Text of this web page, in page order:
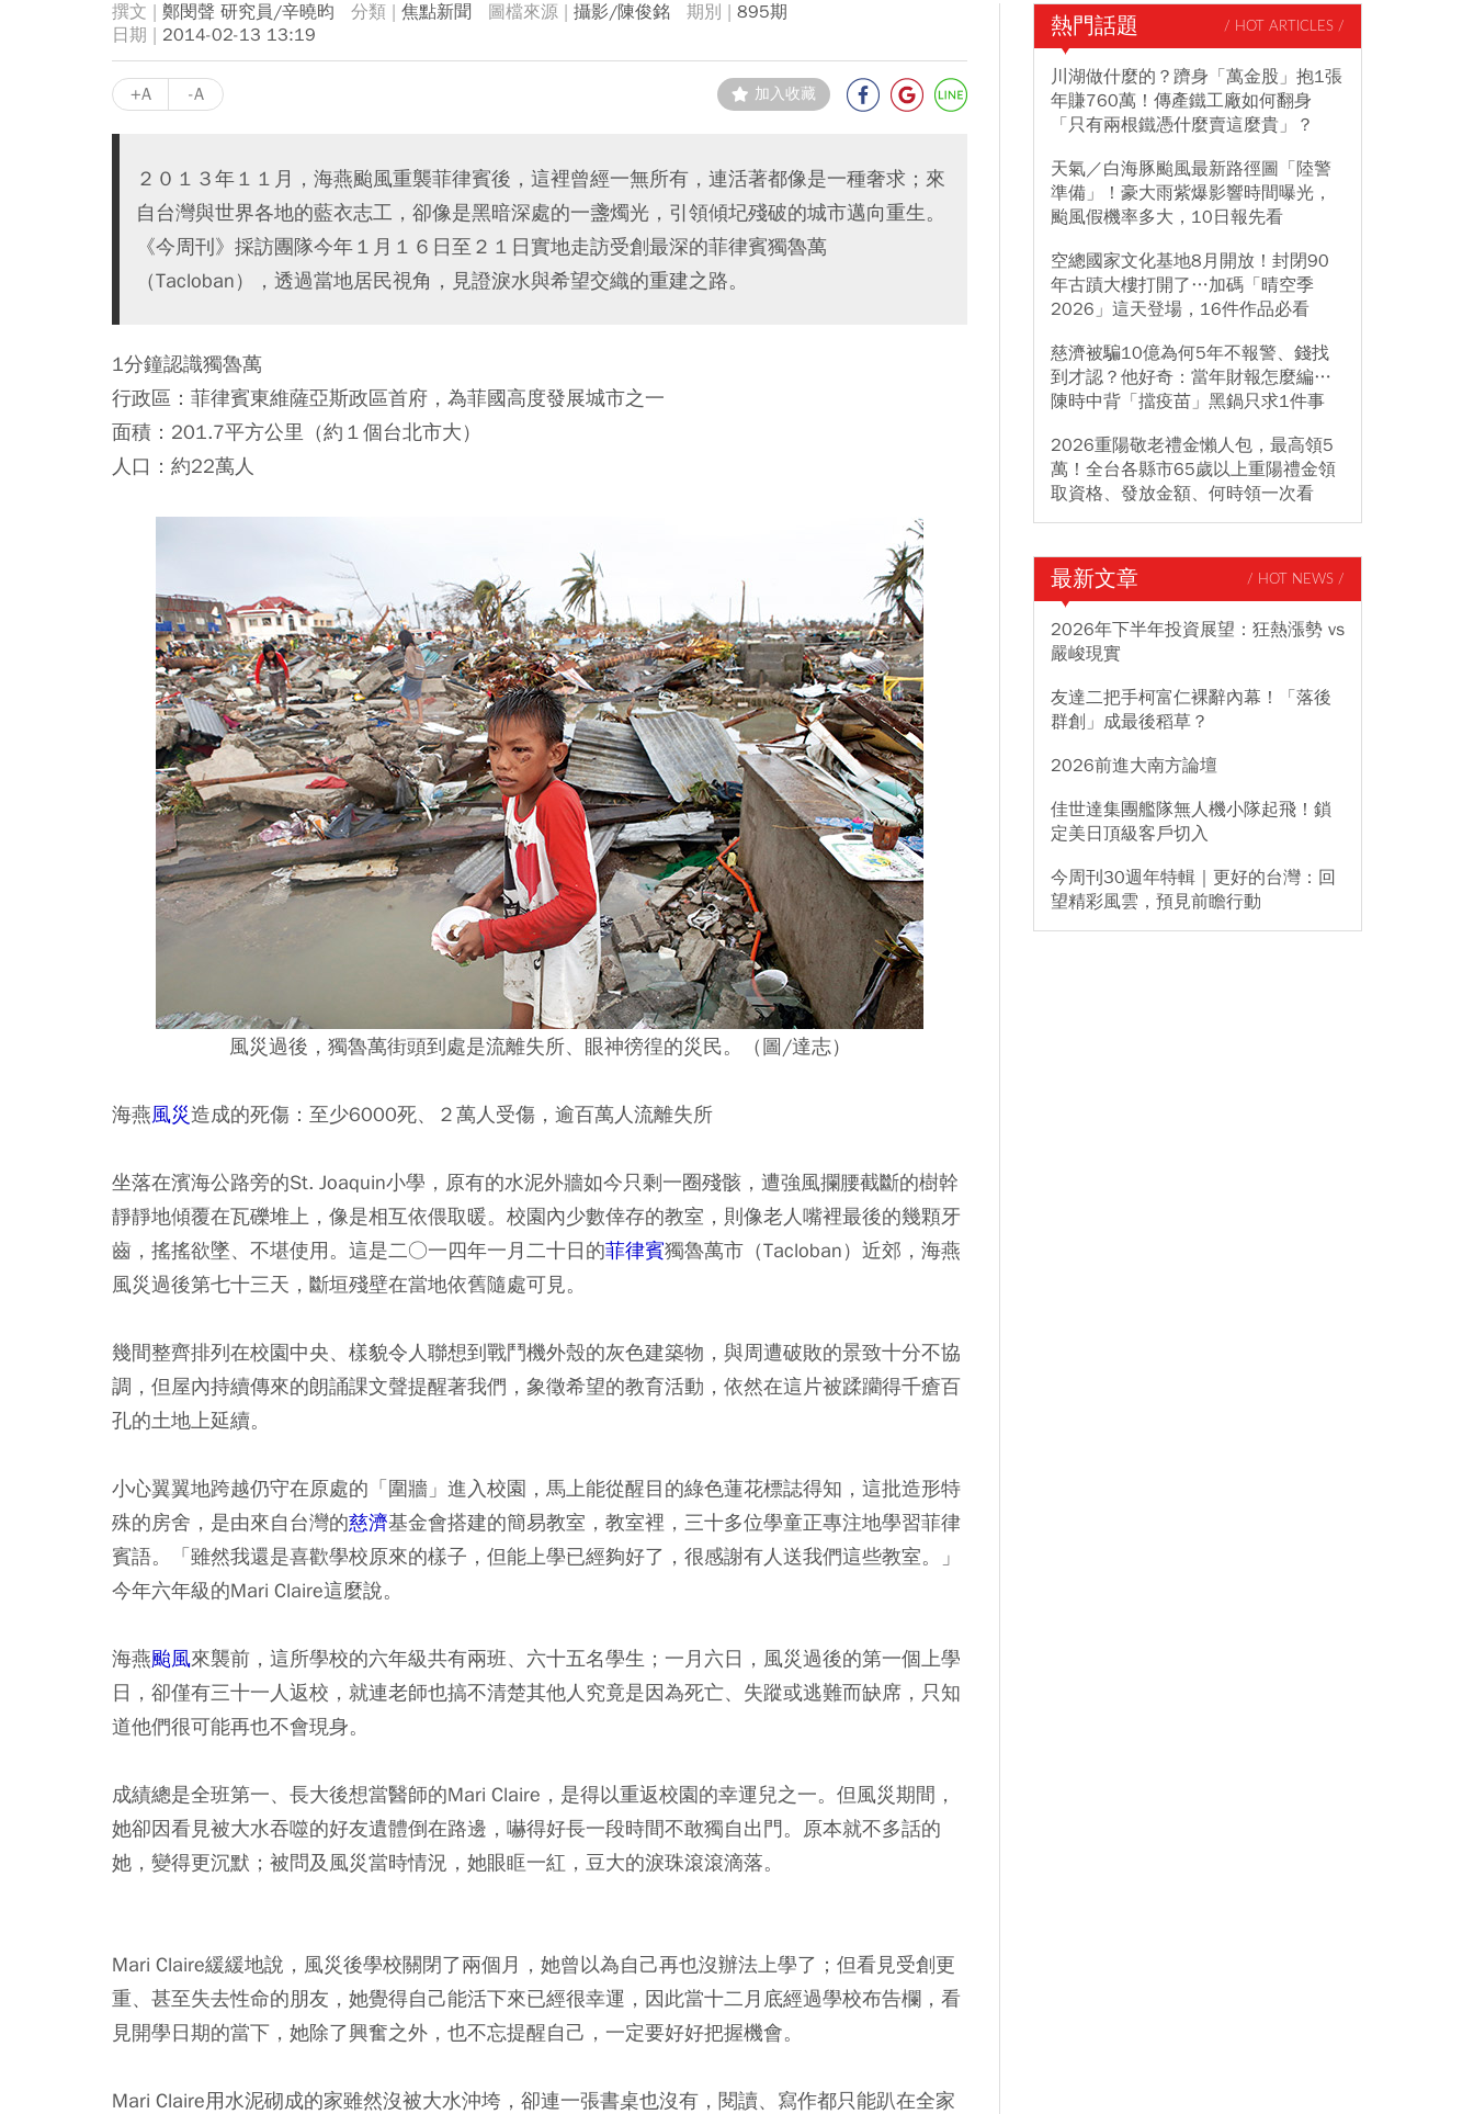
鄭閔聲 研究員/辛曉昀 焦點新聞 攝影/陳俊銘
895期
2014-02-13 13:19
+A -A 加入收藏
２０１３年１１月，海燕颱風重襲菲律賓後，這裡曾經一無所有，連活著都像是一種奢求；來
自台灣與世界各地的藍衣志工，卻像是黑暗深處的一盞燭光，引領傾圮殘破的城市邁向重生。
《今周刊》採訪團隊今年１月１６日至２１日實地走訪受創最深的菲律賓獨魯萬
（Tacloban），透過當地居民視角，見證淚水與希望交織的重建之路。
1分鐘認識獨魯萬
行政區：菲律賓東維薩亞斯政區首府，為菲國高度發展城市之一
面積：201.7平方公里（約１個台北市大）
人口：約22萬人
風災過後，獨魯萬街頭到處是流離失所、眼神徬徨的災民。（圖/達志）
海燕風災造成的死傷：至少6000死、２萬人受傷，逾百萬人流離失所
坐落在濱海公路旁的St. Joaquin小學，原有的水泥外牆如今只剩一圈殘骸，遭強風攔腰截斷的樹幹
靜靜地傾覆在瓦礫堆上，像是相互依偎取暖。校園內少數倖存的教室，則像老人嘴裡最後的幾顆牙
齒，搖搖欲墜、不堪使用。這是二○一四年一月二十日的菲律賓獨魯萬市（Tacloban）近郊，海燕
風災過後第七十三天，斷垣殘壁在當地依舊隨處可見。
幾間整齊排列在校園中央、樣貌令人聯想到戰鬥機外殼的灰色建築物，與周遭破敗的景致十分不協
調，但屋內持續傳來的朗誦課文聲提醒著我們，象徵希望的教育活動，依然在這片被蹂躪得千瘡百
孔的土地上延續。
小心翼翼地跨越仍守在原處的「圍牆」進入校園，馬上能從醒目的綠色蓮花標誌得知，這批造形特
殊的房舍，是由來自台灣的慈濟基金會搭建的簡易教室，教室裡，三十多位學童正專注地學習菲律
賓語。「雖然我還是喜歡學校原來的樣子，但能上學已經夠好了，很感謝有人送我們這些教室。」
今年六年級的Mari Claire這麼說。
海燕颱風來襲前，這所學校的六年級共有兩班、六十五名學生；一月六日，風災過後的第一個上學
日，卻僅有三十一人返校，就連老師也搞不清楚其他人究竟是因為死亡、失蹤或逃難而缺席，只知
道他們很可能再也不會現身。
成績總是全班第一、長大後想當醫師的Mari Claire，是得以重返校園的幸運兒之一。但風災期間，
她卻因看見被大水吞噬的好友遺體倒在路邊，嚇得好長一段時間不敢獨自出門。原本就不多話的
她，變得更沉默；被問及風災當時情況，她眼眶一紅，豆大的淚珠滾滾滴落。
Mari Claire緩緩地說，風災後學校關閉了兩個月，她曾以為自己再也沒辦法上學了；但看見受創更
重、甚至失去性命的朋友，她覺得自己能活下來已經很幸運，因此當十二月底經過學校布告欄，看
見開學日期的當下，她除了興奮之外，也不忘提醒自己，一定要好好把握機會。
Mari Claire用水泥砌成的家雖然沒被大水沖垮，卻連一張書桌也沒有，閱讀、寫作都只能趴在全家
熱門話題 / HOT ARTICLES /
川湖做什麼的？躋身「萬金股」抱1張
年賺760萬！傳產鐵工廠如何翻身
「只有兩根鐵憑什麼賣這麼貴」？
天氣／白海豚颱風最新路徑圖「陸警
準備」！豪大雨紫爆影響時間曝光，
颱風假機率多大，10日報先看
空總國家文化基地8月開放！封閉90
年古蹟大樓打開了…加碼「晴空季
2026」這天登場，16件作品必看
慈濟被騙10億為何5年不報警、錢找
到才認？他好奇：當年財報怎麼編…
陳時中背「擋疫苗」黑鍋只求1件事
2026重陽敬老禮金懶人包，最高領5
萬！全台各縣市65歲以上重陽禮金領
取資格、發放金額、何時領一次看
最新文章 / HOT NEWS /
2026年下半年投資展望：狂熱漲勢 vs
嚴峻現實
友達二把手柯富仁裸辭內幕！「落後
群創」成最後稻草？
2026前進大南方論壇
佳世達集團艦隊無人機小隊起飛！鎖
定美日頂級客戶切入
今周刊30週年特輯｜更好的台灣：回
望精彩風雲，預見前瞻行動